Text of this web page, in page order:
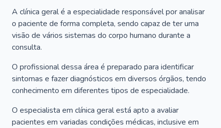
A clínica geral é a especialidade responsável por analisar
o paciente de forma completa, sendo capaz de ter uma
visão de vários sistemas do corpo humano durante a
consulta.
O profissional dessa área é preparado para identificar
sintomas e fazer diagnósticos em diversos órgãos, tendo
conhecimento em diferentes tipos de especialidade.
O especialista em clínica geral está apto a avaliar
pacientes em variadas condições médicas, inclusive em